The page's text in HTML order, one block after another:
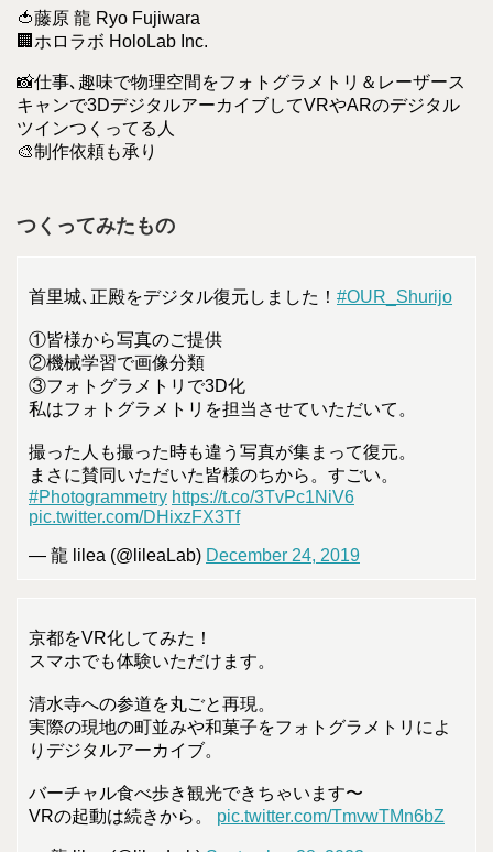
🍅藤原 龍 Ryo Fujiwara
🏢ホロラボ HoloLab Inc.
📸仕事､趣味で物理空間をフォトグラメトリ＆レーザース
キャンで3DデジタルアーカイブしてVRやARのデジタル
ツインつくってる人
🎨制作依頼も承り
つくってみたもの
首里城､正殿をデジタル復元しました！ #OUR_Shurijo
①皆様から写真のご提供
②機械学習で画像分類
③フォトグラメトリで3D化
私はフォトグラメトリを担当させていただいて。
撮った人も撮った時も違う写真が集まって復元。
まさに賛同いただいた皆様のちから。すごい。
#Photogrammetry https://t.co/3TvPc1NiV6
pic.twitter.com/DHixzFX3Tf
— 龍 lilea (@lileaLab) December 24, 2019
京都をVR化してみた！
スマホでも体験いただけます。
清水寺への参道を丸ごと再現。
実際の現地の町並みや和菓子をフォトグラメトリによ
りデジタルアーカイブ。
バーチャル食べ歩き観光できちゃいます〜
VRの起動は続きから。 pic.twitter.com/TmvwTMn6bZ